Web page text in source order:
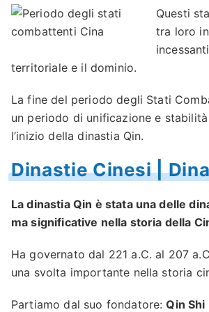
Questi
tra loro
territoriale e il dominio.
La fine del periodo degli Stati
un periodo di unificazione e
l’inizio della dinastia Qin.
Dinastie Cinesi |
La dinastia Qin è stata una delle
ma significative nella storia della
Ha governato dal 221 a.C. al 207
una svolta importante nella storia
Partiamo dal suo fondatore:Qin Shi